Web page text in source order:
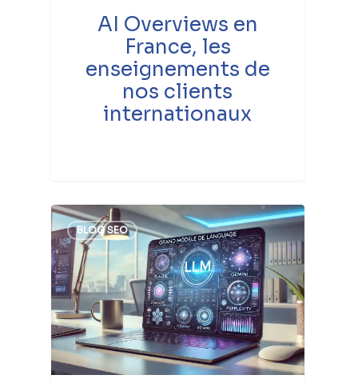
AI Overviews en
France, les
enseignements de
nos clients
internationaux
BLOG SEO